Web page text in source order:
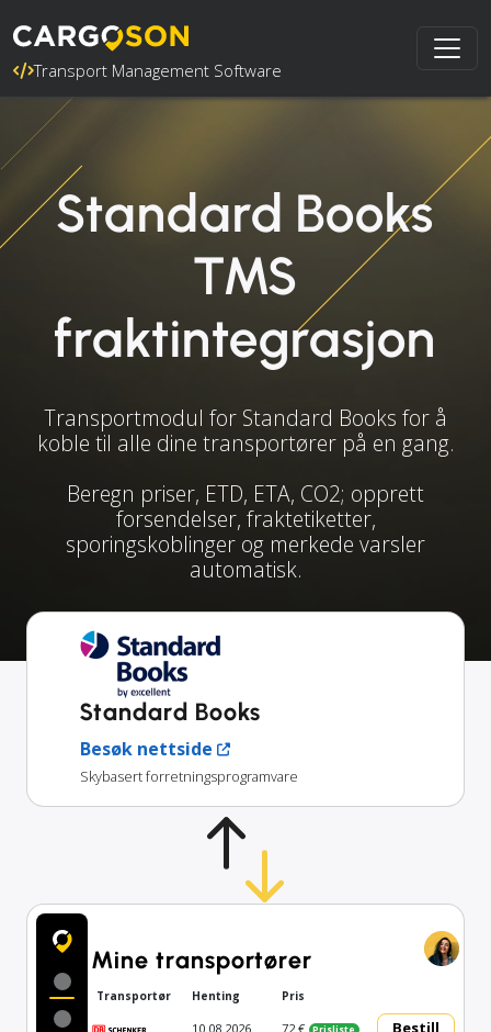
Transport Management Software
Standard Books
TMS
fraktintegrasjon
Transportmodul for Standard Books for å
koble til alle dine transportører på en gang.
Beregn priser, ETD, ETA, CO2; opprett
forsendelser, fraktetiketter,
sporingskoblinger og merkede varsler
automatisk.
Standard Books
Besøk nettside
Skybasert forretningsprogramvare
Mine transportører
Transportør Henting Pris
10.08.2026 72 € Prisliste